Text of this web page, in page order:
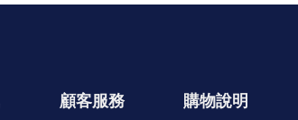
顧客服務 購物說明